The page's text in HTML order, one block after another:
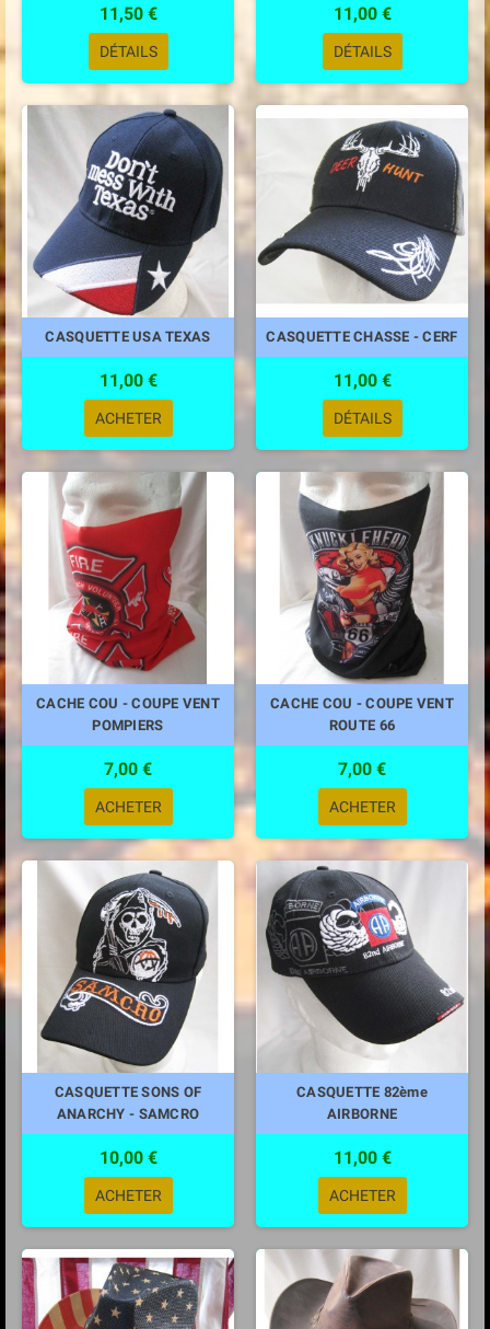
11,50 €
DÉTAILS
11,00 €
DÉTAILS
CASQUETTE USA TEXAS
11,00 €
ACHETER
CASQUETTE CHASSE - CERF
11,00 €
DÉTAILS
CACHE COU - COUPE VENT
POMPIERS
7,00 €
ACHETER
CACHE COU - COUPE VENT
ROUTE 66
7,00 €
ACHETER
CASQUETTE SONS OF
ANARCHY - SAMCRO
10,00 €
ACHETER
CASQUETTE 82ème
AIRBORNE
11,00 €
ACHETER